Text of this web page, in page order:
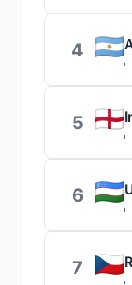
4
5
6
7